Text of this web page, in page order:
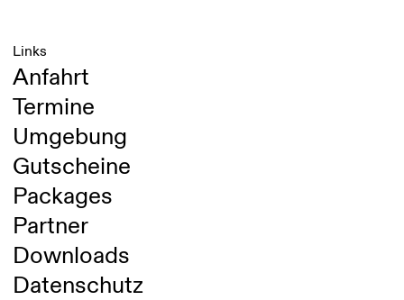
Links
Anfahrt
Termine
Umgebung
Gutscheine
Packages
Partner
Downloads
Datenschutz